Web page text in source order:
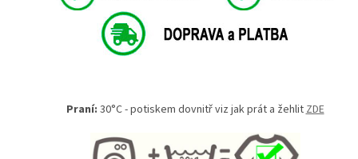
Praní: 30°C - potiskem dovnitř viz jak prát a žehlitZDE